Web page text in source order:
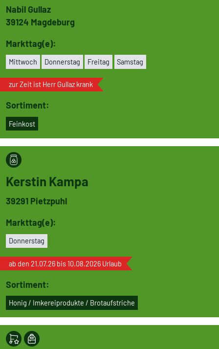
Nabil Gullaz
39124 Magdeburg
Markttag(e):
Mittwoch Don­ners­tag Freitag Samstag
zur Zeit ist Herr Gullaz krank
Sortiment:
Feinkost
Kerstin Kampa
39291 Pietzpuhl
Markttag(e):
Don­ners­tag
ab den 21.07.26 bis 10.08.2026 Urlaub
Sortiment:
Honig / Imke­rei­pro­dukte / Brot­auf­stri­che